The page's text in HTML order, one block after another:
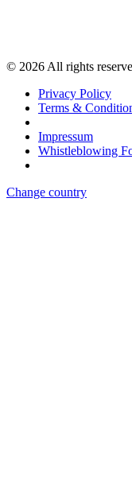
© 2026 All rights
Privacy Policy
Terms &
Impressum
Whistleblowing
Change country